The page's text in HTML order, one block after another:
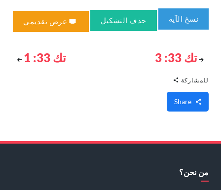
نسخ الآية حذف التشكيل عرض تقديمي
تك 33: 3 تك 33: 1
للمشاركة
من نحن؟